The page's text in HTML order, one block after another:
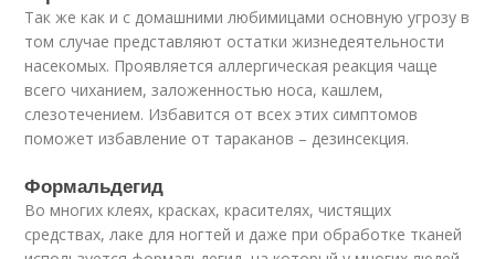
Так же как и с домашними любимицами основную угрозу в
том случае представляют остатки жизнедеятельности
насекомых. Проявляется аллергическая реакция чаще
всего чиханием, заложенностью носа, кашлем,
слезотечением. Избавится от всех этих симптомов
поможет избавление от тараканов – дезинсекция.
Формальдегид
Во многих клеях, красках, красителях, чистящих
средствах, лаке для ногтей и даже при обработке тканей